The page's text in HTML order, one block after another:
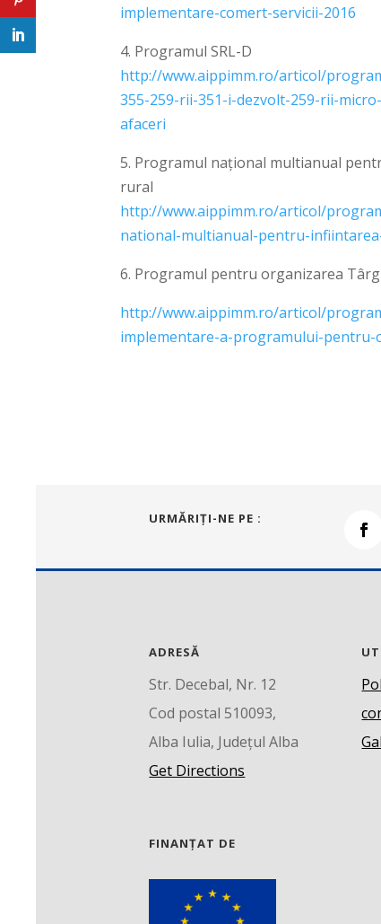
implementare-comert-servicii-2016
4. Programul SRL-D
http://www.aippimm.ro/articol/
355-259-rii-351-i-dezvolt-259-rii-
afaceri
5. Programul național multianual
rural
http://www.aippimm.ro/articol/
national-multianual-pentru-
6. Programul pentru organizarea
http://www.aippimm.ro/articol/
implementare-a-programului-
URMĂRIŢI-NE PE :
ADRESĂ
Str. Decebal, Nr. 12
Cod postal 510093,
Alba Iulia, Județul Alba
Get Directions
FINANȚAT DE